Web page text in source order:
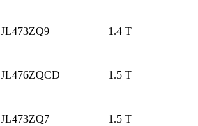
JL473ZQ9 1.4 T
JL476ZQCD 1.5 T
JL473ZQ7 1.5 T